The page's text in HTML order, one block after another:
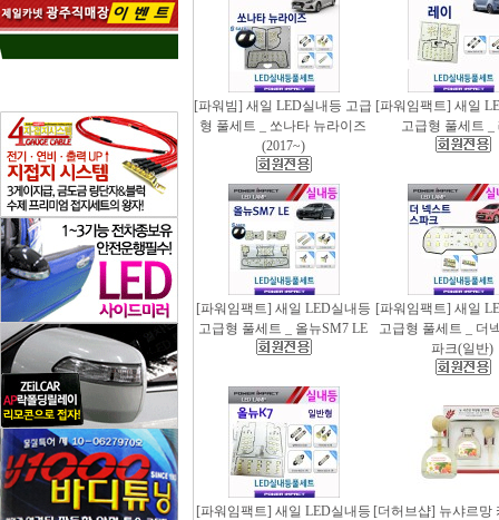
[파워빔] 새일 LED실내등 고급
형 풀세트 _ 쏘나타 뉴라이즈
(2017~)
[파워임팩트] 새일
고급형 풀세트 _
[파워임팩트] 새일 LED실내등
고급형 풀세트 _ 올뉴SM7 LE
[파워임팩트] 새일
고급형 풀세트 _ 더
파크(일반)
[파워임팩트] 새일 LED실내등 [더허브샵] 뉴샤르망